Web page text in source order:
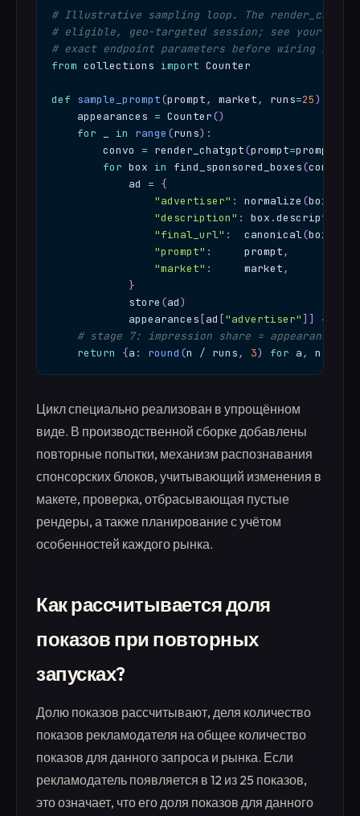
# Illustrative sampling loop. The
# eligible, geo-targeted session; see your
# exact endpoint parameters before wiring it up.
from collections import Counter
def sample_prompt(prompt, market, runs=25)
    appearances
= Counter()
for
in range (runs) :
        convo
= render_chatgpt(prompt=prompt
for box in find_sponsored_boxes(convo
            ad
= {
"advertiser" : normalize (box
"description" : box .description
"final_url" :
  canonical
(box
"prompt" :
     prompt
,
"market" :
     market
,
}
            store
(ad)
            appearances
[ad ["advertiser"] ] +=
# stage 7: impression share = appearances
return
{a : round (n / runs, 3) for a, n
Цикл специально реализован в упрощённом
виде. В производственной сборке добавлены
повторные попытки, механизм распознавания
спонсорских блоков, учитывающий изменения в
макете, проверка, отбрасывающая пустые
рендеры, а также планирование с учётом
особенностей каждого рынка.
Как рассчитывается доля
показов при повторных
запусках?
Долю показов рассчитывают, деля количество
показов рекламодателя на общее количество
показов для данного запроса и рынка. Если
рекламодатель появляется в 12 из 25 показов,
это означает, что его доля показов для данного